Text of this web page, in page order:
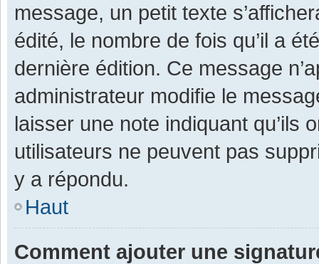
message, un petit texte
édité, le nombre de fois qu’il a
dernière édition. Ce message
administrateur modifie le
laisser une note indiquant qu’ils
utilisateurs ne peuvent pas
y a répondu.
Haut
Comment ajouter une